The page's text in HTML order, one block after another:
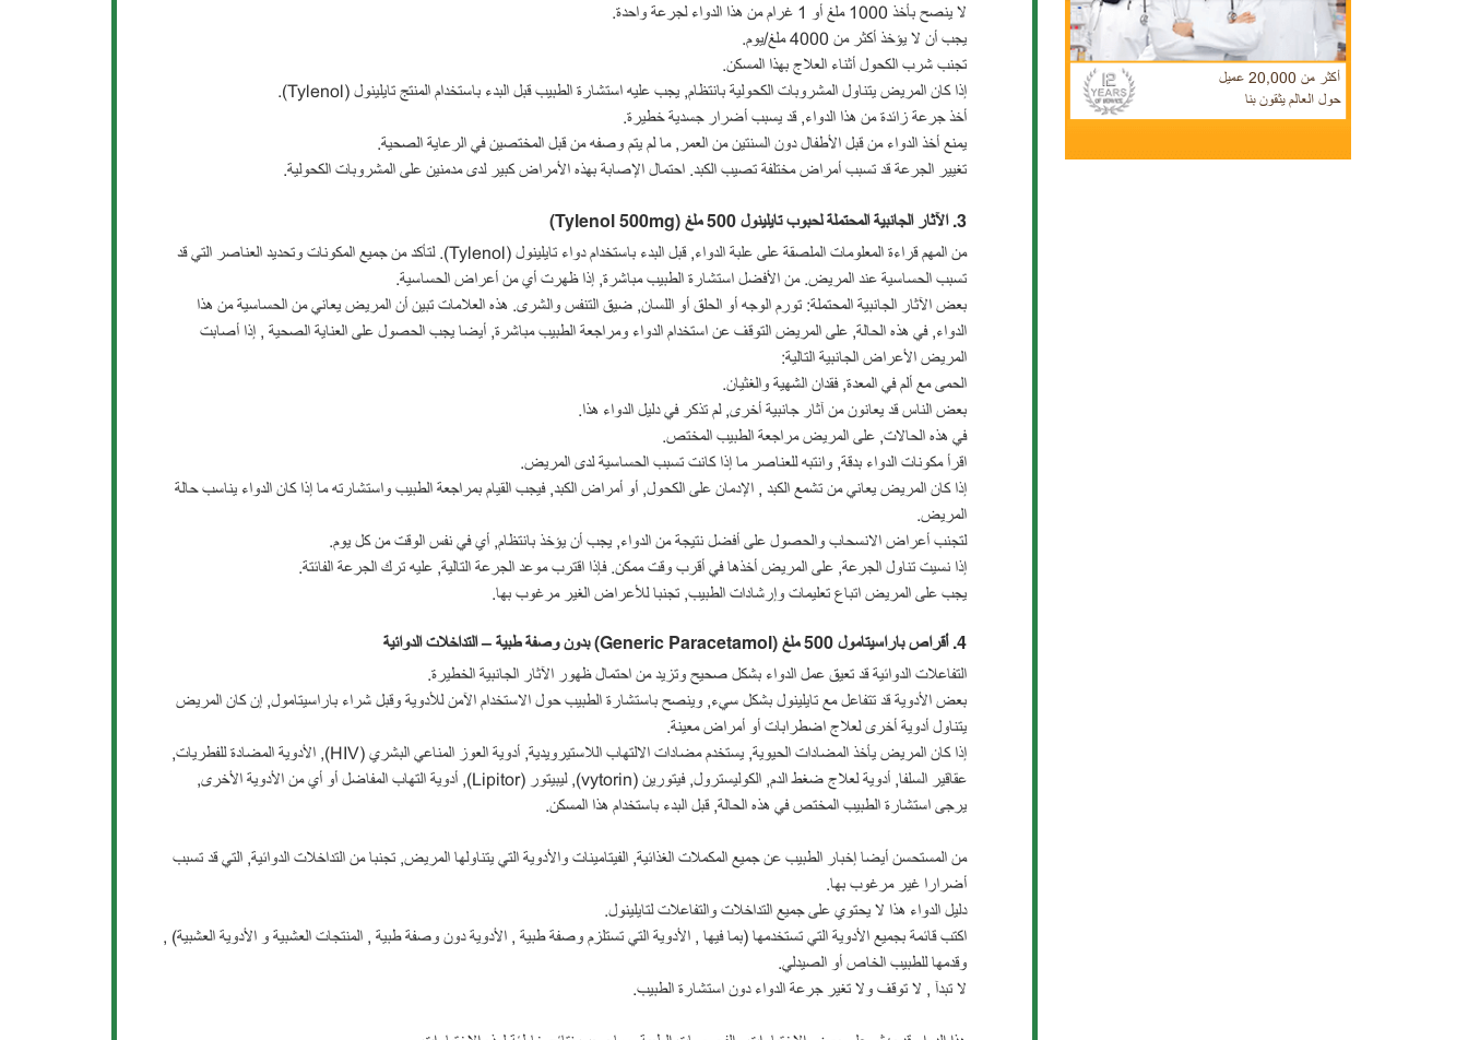
أكثر من 20,000 عميل
حول العالم يثقون بنا
اشترك في العروض الخاصة
لا ينصح بأخذ 1000 ملغ أو 1 غرام من هذا الدواء لجرعة واحدة.
يجب أن لا يؤخذ أكثر من 4000 ملغ/يوم.
تجنب شرب الكحول أثناء العلاج بهذا المسكن.
إذا كان المريض يتناول المشروبات الكحولية بانتظام, يجب عليه استشارة الطبيب قبل البدء باستخدام المنتج تايلينول (Tylenol).
أخذ جرعة زائدة من هذا الدواء, قد يسبب أضرار جسدية خطيرة.
يمنع أخذ الدواء من قبل الأطفال دون السنتين من العمر, ما لم يتم وصفه من قبل المختصين في الرعاية الصحية.
تغيير الجرعة قد تسبب أمراض مختلفة تصيب الكبد. احتمال الإصابة بهذه الأمراض كبير لدى مدمنين على المشروبات الكحولية.
3. اﻵثار الجانبية المحتملة لحبوب تايلينول500ملغ(Tylenol
500mg
)
من المهم قراءة المعلومات الملصقة على علبة الدواء, قبل البدء باستخدام دواء تايلينول (Tylenol). لتأكد من جميع المكونات وتحديد العناصر التي قد
تسبب الحساسية عند المريض. من الأفضل استشارة الطبيب مباشرة, إذا ظهرت أي من أعراض الحساسية.
بعض الآثار الجانبية المحتملة: تورم الوجه أو الحلق أو اللسان, ضيق التنفس والشرى. هذه العلامات تبين أن المريض يعاني من الحساسية من هذا
الدواء, في هذه الحالة, على المريض التوقف عن استخدام الدواء ومراجعة الطبيب مباشرة, أيضا يجب الحصول على العناية الصحية , إذا أصابت
المريض الأعراض الجانبية التالية:
الحمى مع ألم في المعدة, فقدان الشهية والغثيان.
بعض الناس قد يعانون من آثار جانبية أخرى, لم تذكر في دليل الدواء هذا.
في هذه الحالات, على المريض مراجعة الطبيب المختص.
اقرأ مكونات الدواء بدقة, وانتبه للعناصر ما إذا كانت تسبب الحساسية لدى المريض.
إذا كان المريض يعاني من تشمع الكبد , الإدمان على الكحول, أو أمراض الكبد, فيجب القيام بمراجعة الطبيب واستشارته ما إذا كان الدواء يناسب حالة
المريض.
لتجنب أعراض الانسحاب والحصول على أفضل نتيجة من الدواء, يجب أن يؤخذ بانتظام, أي في نفس الوقت من كل يوم.
إذا نسيت تناول الجرعة, على المريض أخذها في أقرب وقت ممكن. فإذا اقترب موعد الجرعة التالية, عليه ترك الجرعة الفائتة.
يجب على المريض اتباع تعليمات وإرشادات الطبيب, تجنبا للأعراض الغير مرغوب بها.
4. أقراصباراسيتامول500ملغ(Generic Paracetamol) بدون وصفة طبية – التداخلات الدوائية
التفاعلات الدوائية قد تعيق عمل الدواء بشكل صحيح وتزيد من احتمال ظهور الآثار الجانبية الخطيرة.
بعض الأدوية قد تتفاعل مع تايلينول بشكل سيء, وينصح باستشارة الطبيب حول الاستخدام الآمن للأدوية وقبل شراء باراسيتامول, إن كان المريض
يتناول أدوية أخرى لعلاج اضطرابات أو أمراض معينة.
إذا كان المريض يأخذ المضادات الحيوية, يستخدم مضادات الالتهاب اللاستيرويدية, أدوية العوز المناعي البشري (HIV), الأدوية المضادة للفطريات,
عقاقير السلفا, أدوية لعلاج ضغط الدم, الكوليسترول, فيتورين (vytorin), ليبيتور (Lipitor), أدوية التهاب المفاضل أو أي من الأدوية الأخرى,
يرجى استشارة الطبيب المختص في هذه الحالة, قبل البدء باستخدام هذا المسكن.
من المستحسن أيضا إخبار الطبيب عن جميع المكملات الغذائية, الفيتامينات والأدوية التي يتناولها المريض, تجنبا من التداخلات الدوائية, التي قد تسبب
أضرارا غير مرغوب بها.
دليل الدواء هذا لا يحتوي على جميع التداخلات والتفاعلات لتايلينول.
اكتب قائمة بجميع الأدوية التي تستخدمها (بما فيها , الأدوية التي تستلزم وصفة طبية , الأدوية دون وصفة طبية , المنتجات العشبية و الأدوية العشبية) ,
وقدمها للطبيب الخاص أو الصيدلي.
لا تبدآ , لا توقف ولا تغير جرعة الدواء دون استشارة الطبيب.